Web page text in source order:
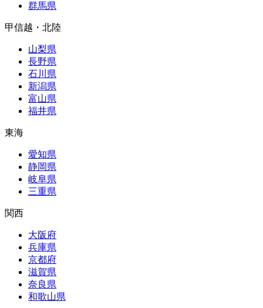
群馬県
甲信越・北陸
山梨県
長野県
石川県
新潟県
富山県
福井県
東海
愛知県
静岡県
岐阜県
三重県
関西
大阪府
兵庫県
京都府
滋賀県
奈良県
和歌山県